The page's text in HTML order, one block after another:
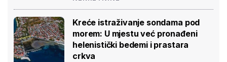
Kreće istraživanje sondama pod
morem: U mjestu već pronađeni
helenistički bedemi i prastara
crkva